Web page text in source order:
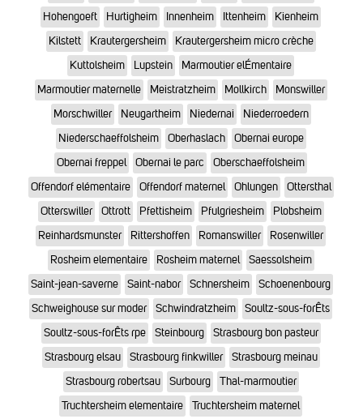
Hohengoeft
Hurtigheim Innenheim Ittenheim
Kienheim
Kilstett
Krautergersheim
Krautergersheim micro crèche
Kuttolsheim
Lupstein
Marmoutier elÉmentaire
Marmoutier maternelle
Meistratzheim Mollkirch
Monswiller
Morschwiller
Neugartheim Niedernai
Niederroedern
Niederschaeffolsheim
Oberhaslach
Obernai europe
Obernai freppel
Obernai le parc
Oberschaeffolsheim
Offendorf elémentaire
Offendorf maternel Ohlungen
Ottersthal
Otterswiller
Ottrott Pfettisheim Pfulgriesheim
Plobsheim
Reinhardsmunster
Rittershoffen Romanswiller
Rosenwiller
Rosheim elementaire
Rosheim maternel
Saessolsheim
Saint-jean-saverne
Saint-nabor Schnersheim
Schoenenbourg
Schweighouse sur moder
Schwindratzheim
Soultz-sous-forÊts
Soultz-sous-forÊts rpe
Steinbourg
Strasbourg bon pasteur
Strasbourg elsau
Strasbourg finkwiller
Strasbourg meinau
Strasbourg robertsau
Surbourg
Thal-marmoutier
Truchtersheim elementaire
Truchtersheim maternel